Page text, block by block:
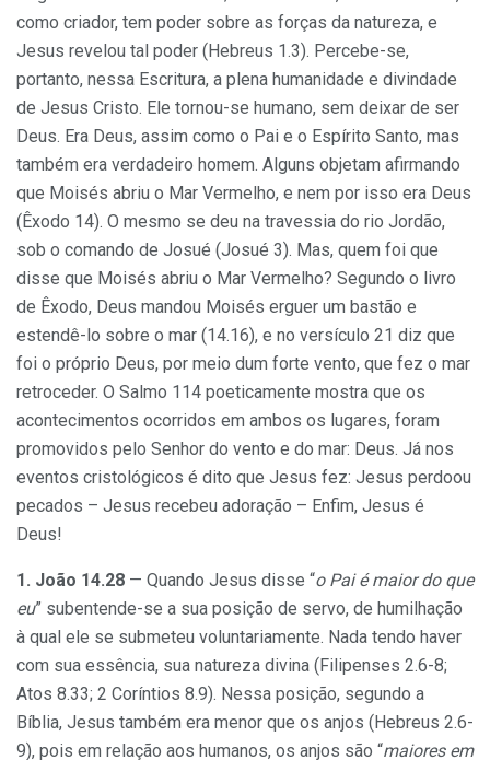
como criador, tem poder sobre as forças da natureza, e
Jesus revelou tal poder (Hebreus 1.3). Percebe-se,
portanto, nessa Escritura, a plena humanidade e divindade
de Jesus Cristo. Ele tornou-se humano, sem deixar de ser
Deus. Era Deus, assim como o Pai e o Espírito Santo, mas
também era verdadeiro homem. Alguns objetam afirmando
que Moisés abriu o Mar Vermelho, e nem por isso era Deus
(Êxodo 14). O mesmo se deu na travessia do rio Jordão,
sob o comando de Josué (Josué 3). Mas, quem foi que
disse que Moisés abriu o Mar Vermelho? Segundo o livro
de Êxodo, Deus mandou Moisés erguer um bastão e
estendê-lo sobre o mar (14.16), e no versículo 21 diz que
foi o próprio Deus, por meio dum forte vento, que fez o mar
retroceder. O Salmo 114 poeticamente mostra que os
acontecimentos ocorridos em ambos os lugares, foram
promovidos pelo Senhor do vento e do mar: Deus. Já nos
eventos cristológicos é dito que Jesus fez: Jesus perdoou
pecados – Jesus recebeu adoração – Enfim, Jesus é
Deus!
1. João 14.28 — Quando Jesus disse “o Pai é maior do que
eu” subentende-se a sua posição de servo, de humilhação
à qual ele se submeteu voluntariamente. Nada tendo haver
com sua essência, sua natureza divina (Filipenses 2.6-8;
Atos 8.33; 2 Coríntios 8.9). Nessa posição, segundo a
Bíblia, Jesus também era menor que os anjos (Hebreus 2.6-
9), pois em relação aos humanos, os anjos são “maiores em